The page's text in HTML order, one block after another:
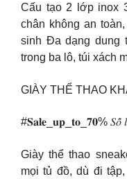
Cấu tạo 2 lớp inox
chân không an
sinh Đa dạng dung
trong ba lô, túi xách
GIÀY THỂ THAO
#𝐒𝐚𝐥𝐞_𝐮𝐩_𝐭𝐨_𝟕𝟎% 𝑆𝑜̂́
Giày thể thao
mọi tủ đồ, dù đi